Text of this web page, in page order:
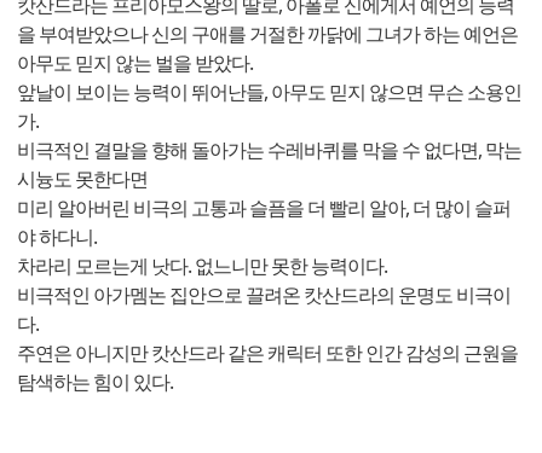
을 부여받았으나 신의 구애를 거절한 까닭에 그녀가 하는 예언은
아무도 믿지 않는 벌을 받았다.
앞날이 보이는 능력이 뛰어난들, 아무도 믿지 않으면 무슨 소용인
가.
비극적인 결말을 향해 돌아가는 수레바퀴를 막을 수 없다면, 막는
시늉도 못한다면
미리 알아버린 비극의 고통과 슬픔을 더 빨리 알아, 더 많이 슬퍼
야 하다니.
차라리 모르는게 낫다. 없느니만 못한 능력이다.
비극적인 아가멤논 집안으로 끌려온 캇산드라의 운명도 비극이
다.
주연은 아니지만 캇산드라 같은 캐릭터 또한 인간 감성의 근원을
탐색하는 힘이 있다.